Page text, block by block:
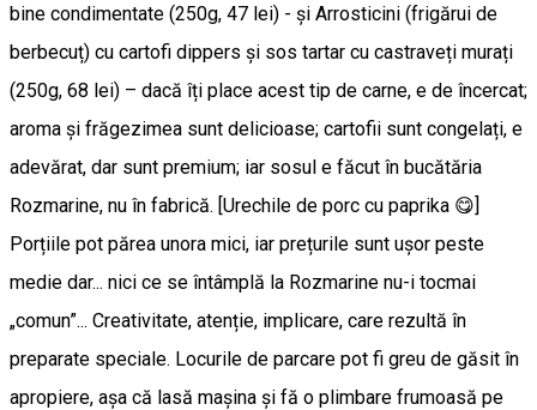
bine condimentate (250g, 47 lei) - și Arrosticini (frigărui de
berbecuț) cu cartofi dippers și sos tartar cu castraveți murați
(250g, 68 lei) – dacă îți place acest tip de carne, e de încercat;
aroma și frăgezimea sunt delicioase; cartofii sunt congelați, e
adevărat, dar sunt premium; iar sosul e făcut în bucătăria
Rozmarine, nu în fabrică. [Urechile de porc cu paprika 😋]
Porțiile pot părea unora mici, iar prețurile sunt ușor peste
medie dar... nici ce se întâmplă la Rozmarine nu-i tocmai
„comun”... Creativitate, atenție, implicare, care rezultă în
preparate speciale. Locurile de parcare pot fi greu de găsit în
apropiere, așa că lasă mașina și fă o plimbare frumoasă pe